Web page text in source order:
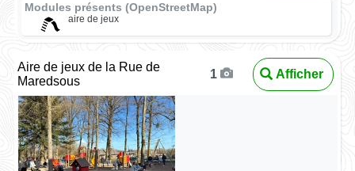
Modules présents (OpenStreetMap)
aire de jeux
Aire de jeux de la Rue de
Maredsous
1 Afficher